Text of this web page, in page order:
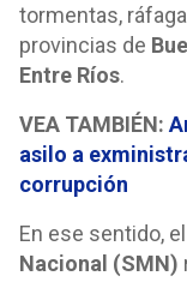
tormentas,
provincias de
Entre Ríos.
VEA TAMBIÉN:
asilo a
corrupción
En ese sentido, el
Nacional (SMN)